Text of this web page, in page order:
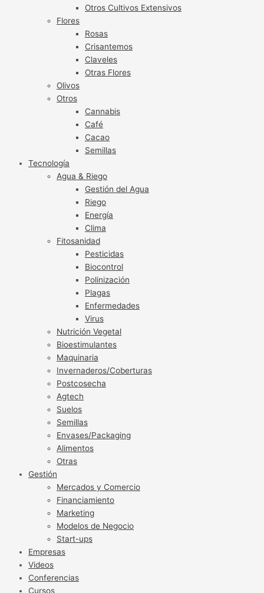
Otros Cultivos Extensivos
Flores
Rosas
Crisantemos
Claveles
Otras Flores
Olivos
Otros
Cannabis
Café
Cacao
Semillas
Tecnología
Agua & Riego
Gestión del Agua
Riego
Energía
Clima
Fitosanidad
Pesticidas
Biocontrol
Polinización
Plagas
Enfermedades
Virus
Nutrición Vegetal
Bioestimulantes
Maquinaria
Invernaderos/Coberturas
Postcosecha
Agtech
Suelos
Semillas
Envases/Packaging
Alimentos
Otras
Gestión
Mercados y Comercio
Financiamiento
Marketing
Modelos de Negocio
Start-ups
Empresas
Videos
Conferencias
Cursos